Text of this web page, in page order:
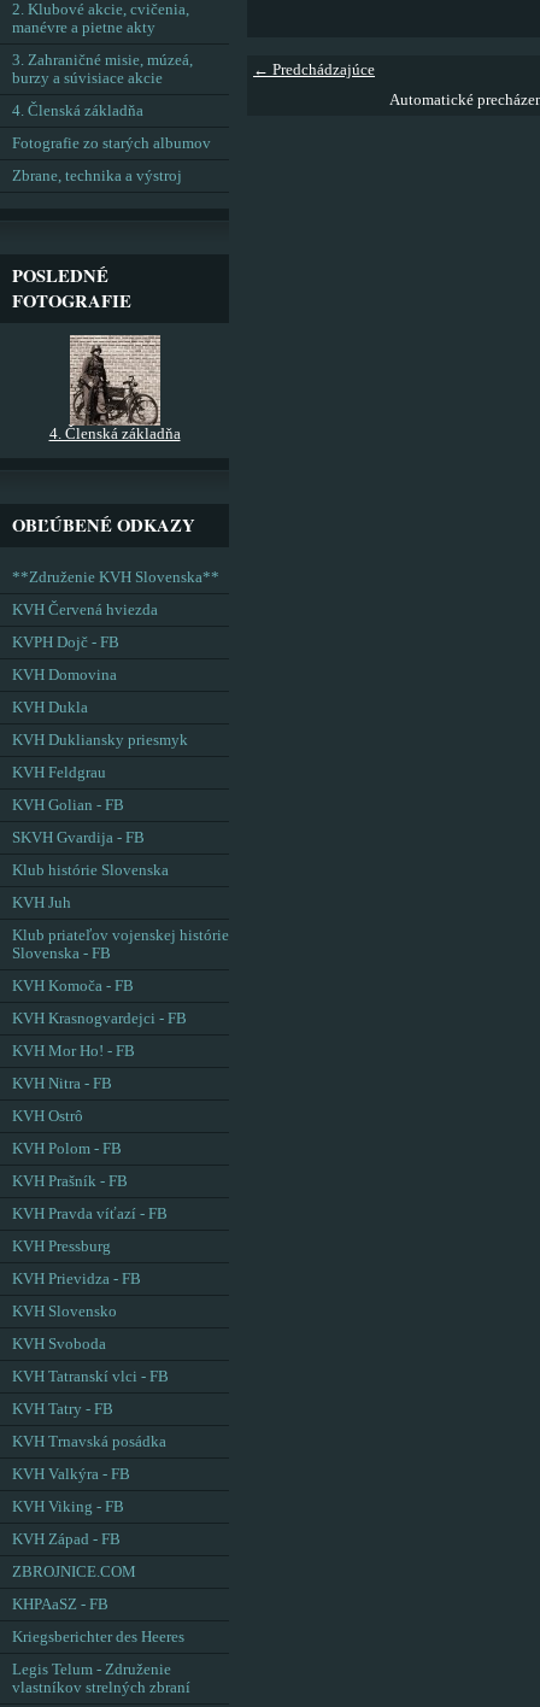
← Predchádzajúce
Automatické
2. Klubové akcie, cvičenia,
manévre a pietne akty
3. Zahraničné misie, múzeá,
burzy a súvisiace akcie
4. Členská základňa
Fotografie zo starých albumov
Zbrane, technika a výstroj
POSLEDNÉ
FOTOGRAFIE
4. Členská základňa
OBĽÚBENÉ ODKAZY
**Združenie KVH Slovenska**
KVH Červená hviezda
KVPH Dojč - FB
KVH Domovina
KVH Dukla
KVH Dukliansky priesmyk
KVH Feldgrau
KVH Golian - FB
SKVH Gvardija - FB
Klub histórie Slovenska
KVH Juh
Klub priateľov vojenskej histórie
Slovenska - FB
KVH Komoča - FB
KVH Krasnogvardejci - FB
KVH Mor Ho! - FB
KVH Nitra - FB
KVH Ostrô
KVH Polom - FB
KVH Prašník - FB
KVH Pravda víťazí - FB
KVH Pressburg
KVH Prievidza - FB
KVH Slovensko
KVH Svoboda
KVH Tatranskí vlci - FB
KVH Tatry - FB
KVH Trnavská posádka
KVH Valkýra - FB
KVH Viking - FB
KVH Západ - FB
ZBROJNICE.COM
KHPAaSZ - FB
Kriegsberichter des Heeres
Legis Telum - Združenie
vlastníkov strelných zbraní